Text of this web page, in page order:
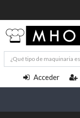
Acceder